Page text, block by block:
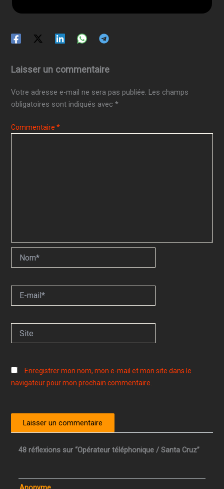
Laisser un commentaire
Votre adresse e-mail ne sera pas publiée. Les champs
obligatoires sont indiqués avec*
Commentaire*
mail*
Enregistrer mon nom, mon e-mail et mon site dans le
navigateur pour mon prochain commentaire.
48 réflexions sur “Opérateur téléphonique / Santa Cruz”